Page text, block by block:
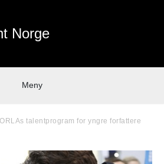
Norge
Meny
talentprogram for yngre forfattere